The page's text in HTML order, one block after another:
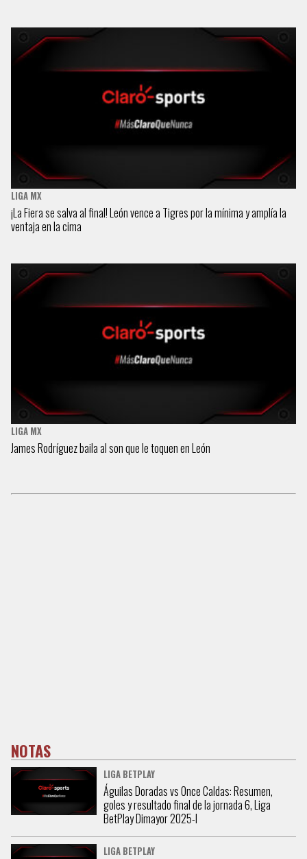
LIGA MX
¡La Fiera se salva al final! León vence a Tigres por la mínima y amplía la
ventaja en la cima
LIGA MX
James Rodríguez baila al son que le toquen en León
NOTAS
LIGA BETPLAY
Águilas Doradas vs Once Caldas: Resumen,
goles y resultado final de la jornada 6, Liga
BetPlay Dimayor 2025-l
LIGA BETPLAY